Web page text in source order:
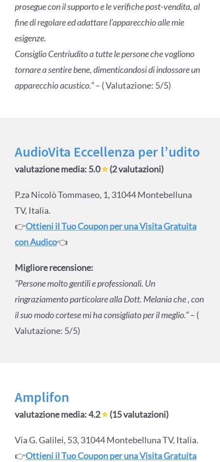
prosegue con il supporto e le verifiche post-vendita, al
fine di regolare ed adattare l’apparecchio alle mie
esigenze.
Consiglio Centriudito a tutte le persone che vogliono
tornare a sentire bene, dimenticandosi di indossare un
apparecchio acustico.”– ( Valutazione: 5/5)
AudioVita Eccellenza per l’udito
valutazione media: 5.0⭐(2 valutazioni)
P.za Nicolò Tommaseo, 1, 31044 Montebelluna
TV, Italia.
👉Ottieni il Tuo Coupon per una Visita Gratuita
con Audico👈
Migliore recensione:
“Persone molto gentili e professionali. Un
ringraziamento particolare alla Dott. Melania che , con
il suo modo cortese mi ha consigliato per il meglio.”– (
Valutazione: 5/5)
Amplifon
valutazione media: 4.2⭐(15 valutazioni)
Via G. Galilei, 53, 31044 Montebelluna TV, Italia.
👉Ottieni il Tuo Coupon per una Visita Gratuita